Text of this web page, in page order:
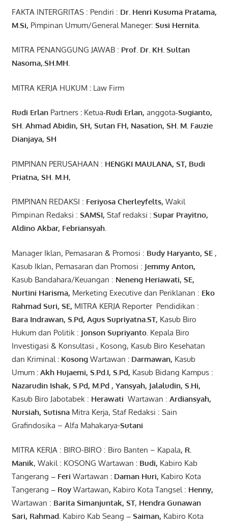
FAKTA INTERGRITAS : Pendiri : Dr. Henri Kusuma Pratama,
M.Si, Pimpinan Umum/General Maneger: Susi Hernita.
MITRA PENANGGUNG JAWAB : Prof. Dr. KH. Sultan
Nasoma,.SH.MH.
MITRA KERJA HUKUM : Law Firm
Rudi ErlanPartners : Ketua-Rudi Erlan, anggota-Sugianto,
SH. Ahmad Abidin, SH, SutanFH, Nasation, SH. M. Fauzie
Dianjaya, SH
PIMPINAN PERUSAHAAN : HENGKI MAULANA, ST, Budi
Priatna, SH . M.H,
PIMPINAN REDAKSI : Feriyosa Cherleyfelts, Wakil
Pimpinan Redaksi : SAMSI, Staf redaksi : Supar Prayitno,
Aldino Akbar, Febriansyah.
Manager Iklan, Pemasaran & Promosi : Budy Haryanto, SE,
Kasub Iklan, Pemasaran dan Promosi : Jemmy Anton,
Kasub Bandahara/Keuangan : Neneng Heriawati, SE,
Nurtini Harisma, Merketing Executive dan Periklanan : Eko
Rahmad Suri, SE, MITRA KERJA Reporter Pendidikan :
Bara Indrawan, S.Pd, Agus Supriyatna.ST, Kasub Biro
Hukum dan Politik : Jonson Supriyanto. Kepala Biro
Investigasi & Konsultasi , Kosong, Kasub Biro Kesehatan
dan Kriminal : KosongWartawan : Darmawan, Kasub
Umum : Akh Hujaemi, S.Pd.I, S.Pd, Kasub Bidang Kampus :
Nazarudin Ishak, S.Pd, M.Pd, Yansyah, Jalaludin, S.Hi,
Kasub Biro Jabotabek : Herawati Wartawan : Ardiansyah,
Nursiah, SutisnaMitra Kerja, Staf Redaksi : Sain
Grafindosika – Alfa Mahakarya-Sutani
MITRA KERJA : BIRO-BIRO : Biro Banten – Kapala, R.
Manik, Wakil : KOSONG Wartawan : Budi, Kabiro Kab
Tangerang – Feri Wartawan : Daman Huri, Kabiro Kota
Tangerang – RoyWartawan, Kabiro Kota Tangsel : Henny,
Wartawan : Barita Simanjuntak, ST, Hendra Gunawan
Sari, Rahmad. Kabiro Kab Seang – Saiman, Kabiro Kota